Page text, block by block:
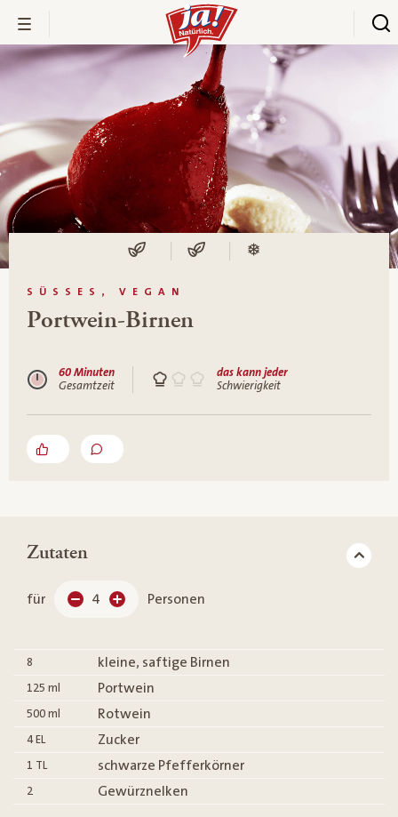
SÜSSES, VEGAN
Portwein-Birnen
60 Minuten
Gesamtzeit
das kann jeder
Schwierigkeit
Zutaten
für 4 Personen
8 kleine, saftige Birnen
125 ml Portwein
500 ml Rotwein
4 EL Zucker
1 TL schwarze Pfefferkörner
2 Gewürznelken